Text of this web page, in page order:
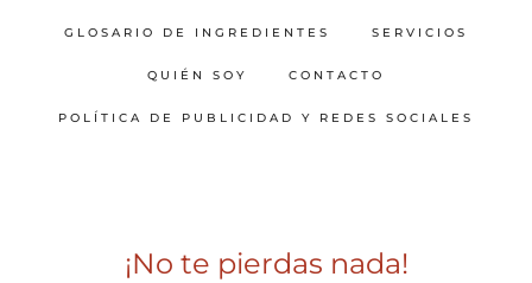
GLOSARIO DE INGREDIENTES SERVICIOS
QUIÉN SOY CONTACTO
POLÍTICA DE PUBLICIDAD Y REDES SOCIALES
¡No te pierdas nada!